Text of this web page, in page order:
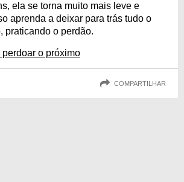
ela se torna muito mais leve e
aprenda a deixar para trás tudo o
praticando o perdão.
o próximo
COMPARTILHAR